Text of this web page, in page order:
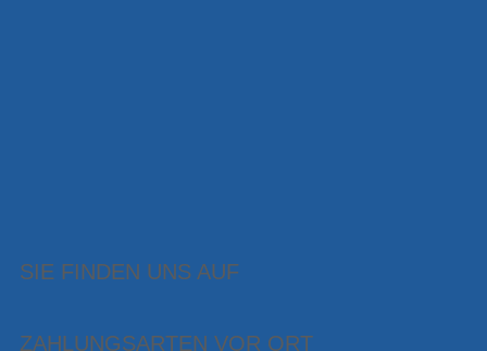
SIE FINDEN UNS AUF
ZAHLUNGSARTEN VOR ORT